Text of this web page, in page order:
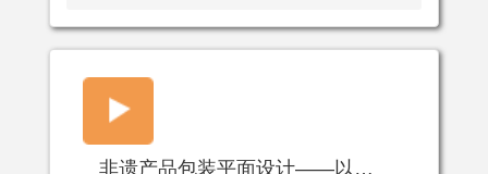
非遗产品包装平面设计——以产品的原型提炼设计元素